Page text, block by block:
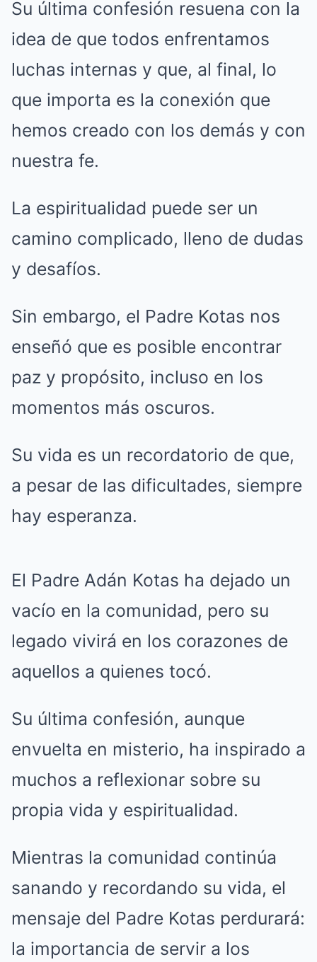
Su última confesión resuena con la
idea de que todos enfrentamos
luchas internas y que, al final, lo
que importa es la conexión que
hemos creado con los demás y con
nuestra fe.
La espiritualidad puede ser un
camino complicado, lleno de dudas
y desafíos.
Sin embargo, el Padre Kotas nos
enseñó que es posible encontrar
paz y propósito, incluso en los
momentos más oscuros.
Su vida es un recordatorio de que,
a pesar de las dificultades, siempre
hay esperanza.
El Padre Adán Kotas ha dejado un
vacío en la comunidad, pero su
legado vivirá en los corazones de
aquellos a quienes tocó.
Su última confesión, aunque
envuelta en misterio, ha inspirado a
muchos a reflexionar sobre su
propia vida y espiritualidad.
Mientras la comunidad continúa
sanando y recordando su vida, el
mensaje del Padre Kotas perdurará:
la importancia de servir a los